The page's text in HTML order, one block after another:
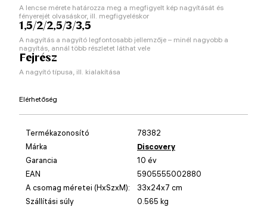
A lencse mérete határozza meg a megfigyelt kép nagyítását és
fényerejét olvasáskor, ill. megfigyeléskor
1,5/2/2,5/3/3,5
A nagyítás a nagyító legfontosabb jellemzője – minél nagyobb a
nagyítás, annál több részletet láthat vele
Fejrész
A nagyító típusa, ill. kialakítása
Elérhetőség
Termékazonosító
78382
Márka
Discovery
Garancia
10 év
EAN
5905555002880
A csomag méretei (HxSzxM):
33x24x7 cm
Szállítási súly
0.565 kg